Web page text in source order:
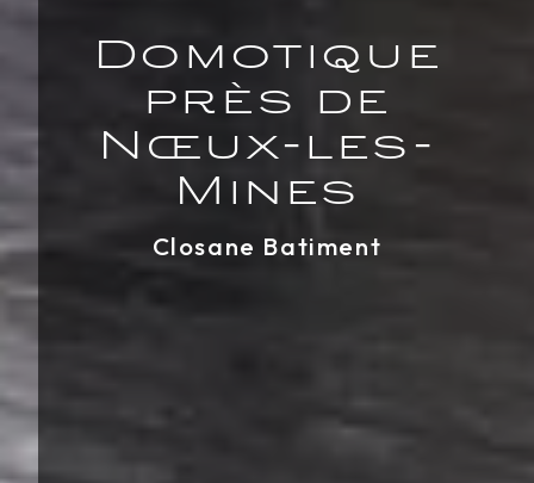
Domotique
près de
Nœux-les-
Mines
Closane Batiment